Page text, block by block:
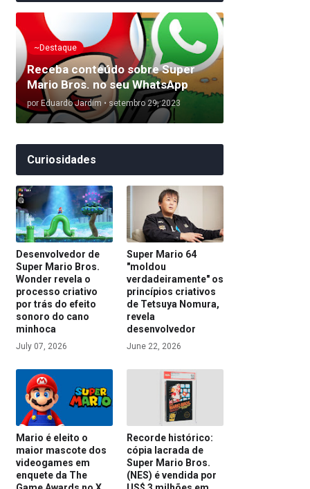
~Destaque
Receba conteúdo sobre Super
Mario Bros. no seu WhatsApp
por Eduardo Jardim • setembro 29, 2023
Curiosidades
Desenvolvedor de
Super Mario Bros.
Wonder revela o
processo criativo
por trás do efeito
sonoro do cano
minhoca
July 07, 2026
Super Mario 64
"moldou
verdadeiramente" os
princípios criativos
de Tetsuya Nomura,
revela
desenvolvedor
June 22, 2026
Mario é eleito o
maior mascote dos
videogames em
enquete da The
Recorde histórico:
cópia lacrada de
Super Mario Bros.
(NES) é vendida por